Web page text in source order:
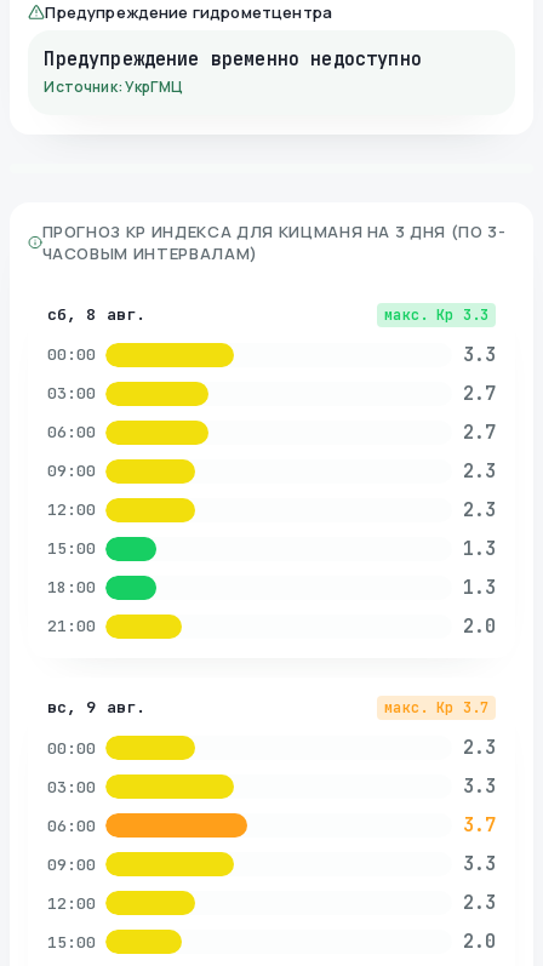
Предупреждение гидрометцентра
Предупреждение временно недоступно
Источник: УкрГМЦ
ПРОГНОЗ KP ИНДЕКСА ДЛЯ КИЦМАНЯ НА 3 ДНЯ (ПО 3-
ЧАСОВЫМ ИНТЕРВАЛАМ)
сб, 8 авг. макс. Kp 3.3
00:00 3.3
03:00 2.7
06:00 2.7
09:00 2.3
12:00 2.3
15:00 1.3
18:00 1.3
21:00 2.0
вс, 9 авг. макс. Kp 3.7
00:00 2.3
03:00 3.3
06:00 3.7
09:00 3.3
12:00 2.3
15:00 2.0